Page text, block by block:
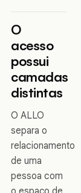
O
acesso
possui
camadas
distintas
O ALLO
separa o
relacionamento
de uma
pessoa com